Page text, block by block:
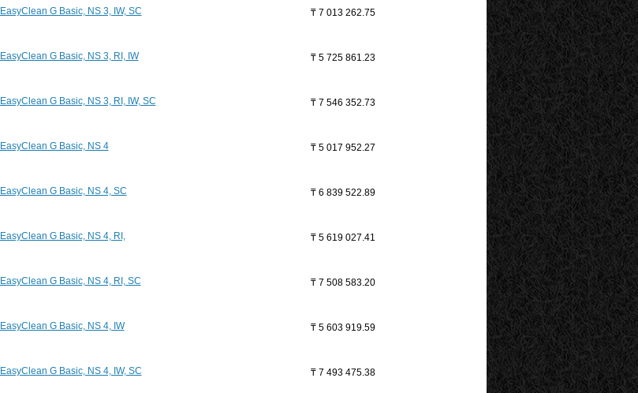
EasyClean G Basic, NS 3, IW, SC ₸ 7 013 262.75
EasyClean G Basic, NS 3, RI, IW ₸ 5 725 861.23
EasyClean G Basic, NS 3, RI, IW, SC ₸ 7 546 352.73
EasyClean G Basic, NS 4 ₸ 5 017 952.27
EasyClean G Basic, NS 4, SC ₸ 6 839 522.89
EasyClean G Basic, NS 4, RI, ₸ 5 619 027.41
EasyClean G Basic, NS 4, RI, SC ₸ 7 508 583.20
EasyClean G Basic, NS 4, IW ₸ 5 603 919.59
EasyClean G Basic, NS 4, IW, SC ₸ 7 493 475.38